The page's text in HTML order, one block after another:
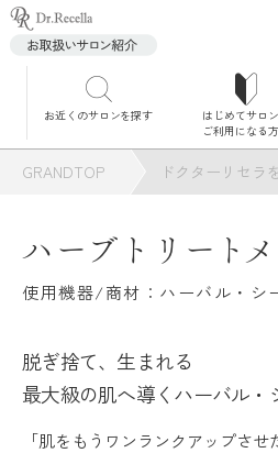
お近くのサロンを探す
はじめてサロ
ご利用になる
GRANDTOP ドクターリセラ
ハーブトリートメ
使用機器/商材：ハーバル・シ
脱ぎ捨て、生まれる
最大級の肌へ導くハーバル・
「肌をもうワンランクアップさせ